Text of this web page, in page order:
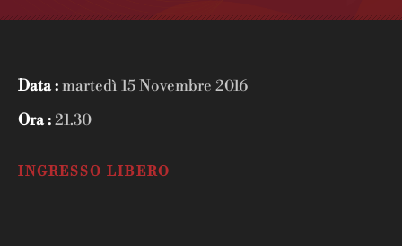
Data :martedì 15 Novembre 2016
Ora :21.30
INGRESSO LIBERO